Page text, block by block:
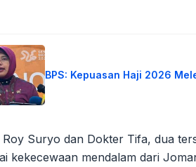
BPS: Kepuasan Haji 2026
Suryo dan Dokter Tifa, dua
kekecewaan mendalam dari